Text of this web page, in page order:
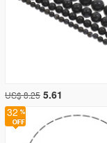
US$ 8.25 5.61
32